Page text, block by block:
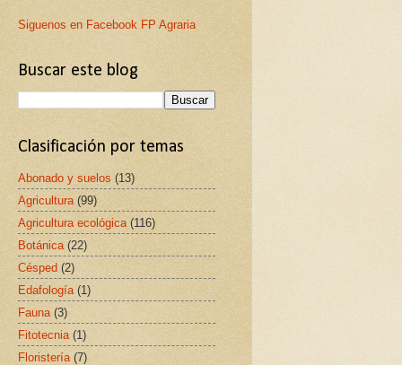
Siguenos en Facebook FP Agraria
Buscar este blog
Clasificación por temas
Abonado y suelos (13)
Agricultura (99)
Agricultura ecológica (116)
Botánica (22)
Césped (2)
Edafología (1)
Fauna (3)
Fitotecnia (1)
Floristería (7)